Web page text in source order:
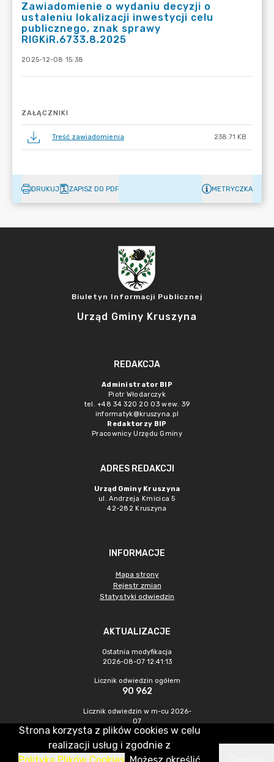
Zawiadomienie o wydaniu decyzji o
ustaleniu lokalizacji inwestycji celu
publicznego, znak sprawy
RIGKiR.6733.8.2025
2025-12-08 15:38
ZAŁĄCZNIKI
Treść zawiadomienia 238.71 KB
DRUKUJ ZAPISZ DO PDF METRYCZKA
Biuletyn Informacji Publicznej
Urząd Gminy Kruszyna
REDAKCJA
Administrator BIP
Piotr Włodarczyk
tel. +48 34 320 20 03 wew. 39
informatyk@kruszyna.pl
Redaktorzy BIP
Pracownicy Urzędu Gminy
ADRES REDAKCJI
Urząd Gminy Kruszyna
ul. Andrzeja Kmicica 5
42-282 Kruszyna
INFORMACJE
Mapa strony
Rejestr zmian
Statystyki odwiedzin
AKTUALIZACJE
Ostatnia modyfikacja
2026-08-07 12:41:13
Licznik odwiedzin ogółem
90 962
Licznik odwiedzin w m-cu 2026-
07
449
CMS & Hosting: Nefeni Sp. z o.o.
Strona korzysta z plików cookies w celu
realizacji usług i zgodnie z